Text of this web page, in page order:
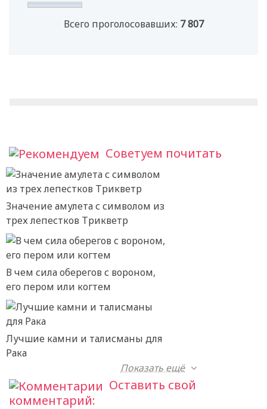
Всего проголосовавших: 7 807
Советуем почитать
Значение амулета с символом из
трех лепестков Трикветр
В чем сила оберегов с вороном,
его пером или когтем
Лучшие камни и талисманы для
Рака
Показать ещё
Оставить свой
комментарий: